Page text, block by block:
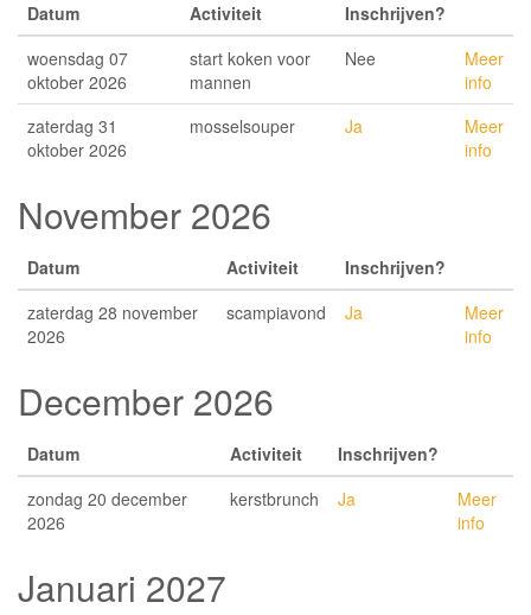
Datum Activiteit
Inschrijven?
woensdag 07
oktober 2026
start koken voor
mannen
Nee
Meer
info
zaterdag 31
oktober 2026
mosselsouper Ja
Meer
info
November 2026
Datum Activiteit
Inschrijven?
zaterdag 28 november
2026
scampiavond Ja
Meer
info
December 2026
Datum Activiteit
Inschrijven?
zondag 20 december
2026
kerstbrunch Ja
Meer
info
Januari 2027